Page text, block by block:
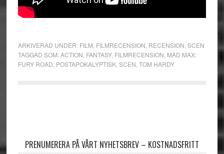
ARKIVERAD UNDER: FILM FILMRECENSION RECENSION SCEN
TAGGAD SOM:ACTION FANTASY, FILMRECENSION MAD MAX:
FURY ROAD POSTAPOKALYPTISK, SCEN TOM HARDY
PRENUMERERA PÅ VÅRT NYHETSBREV – KOSTNADSFRITT